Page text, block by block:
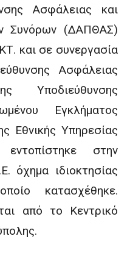
Ασφάλειας και
Συνόρων (ΔΑΠΘΑΣ)
και σε συνεργασία
Ασφάλειας
Υποδιεύθυνσης
Εγκλήματος
Εθνικής Υπηρεσίας
στην
όχημα ιδιοκτησίας
κατασχέθηκε.
από το Κεντρικό